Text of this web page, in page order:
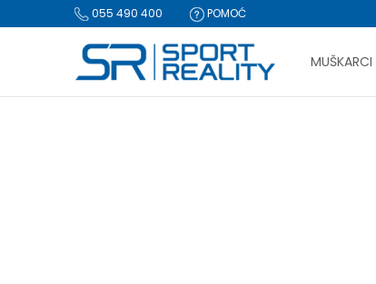
055 490 400 POMOĆ
MUŠKARCI